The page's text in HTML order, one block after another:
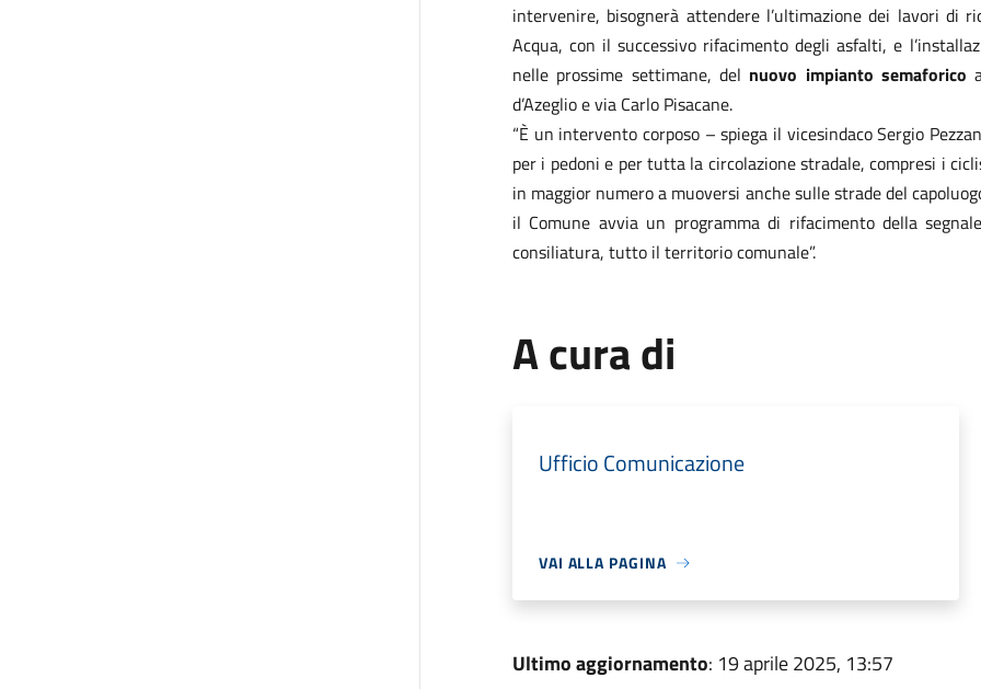
intervenire, bisognerà attendere l’ultimazione dei lavori di
Acqua, con il successivo rifacimento degli asfalti, e
nelle prossime settimane, del nuovo impianto semaforico
d’Azeglio e via Carlo Pisacane.
“È un intervento corposo – spiega il vicesindaco Sergio
per i pedoni e per tutta la circolazione stradale, compresi i
in maggior numero a muoversi anche sulle strade del
il Comune avvia un programma di rifacimento della
consiliatura, tutto il territorio comunale”.
A cura di
Ufficio Comunicazione
VAI ALLA PAGINA
Ultimo aggiornamento: 19 aprile 2025, 13:57